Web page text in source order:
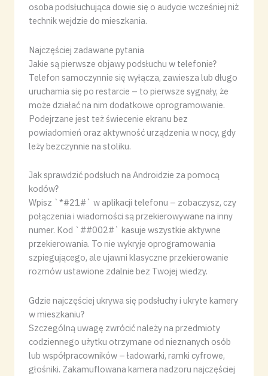
osoba podsłuchująca dowie się o audycie wcześniej niż
technik wejdzie do mieszkania.
Najczęściej zadawane pytania
Jakie są pierwsze objawy podsłuchu w telefonie?
Telefon samoczynnie się wyłącza, zawiesza lub długo
uruchamia się po restarcie – to pierwsze sygnały, że
może działać na nim dodatkowe oprogramowanie.
Podejrzane jest też świecenie ekranu bez
powiadomień oraz aktywność urządzenia w nocy, gdy
leży bezczynnie na stoliku.
Jak sprawdzić podsłuch na Androidzie za pomocą
kodów?
Wpisz `*#21#` w aplikacji telefonu – zobaczysz, czy
połączenia i wiadomości są przekierowywane na inny
numer. Kod `##002#` kasuje wszystkie aktywne
przekierowania. To nie wykryje oprogramowania
szpiegującego, ale ujawni klasyczne przekierowanie
rozmów ustawione zdalnie bez Twojej wiedzy.
Gdzie najczęściej ukrywa się podsłuchy i ukryte kamery
w mieszkaniu?
Szczególną uwagę zwrócić należy na przedmioty
codziennego użytku otrzymane od nieznanych osób
lub współpracowników – ładowarki, ramki cyfrowe,
głośniki. Zakamuflowana kamera nadzoru najczęściej